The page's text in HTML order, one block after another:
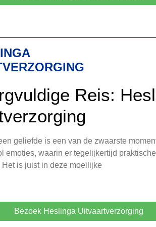
Reis:
geliefde is een van de zwaarste
emoties, waarin er tegelijkertijd
Het is juist in deze moeilijke
Bezoek Heslinga Uitvaartverzorging